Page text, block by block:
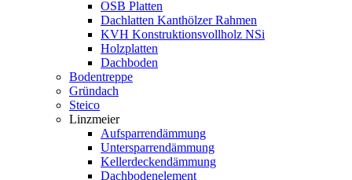
OSB Platten
Dachlatten Kanthölzer Rahmen
KVH Konstruktionsvollholz NSi
Holzplatten
Dachboden
Bodentreppe
Gründach
Steico
Linzmeier
Aufsparrendämmung
Untersparrendämmung
Kellerdeckendämmung
Dachbodenelement